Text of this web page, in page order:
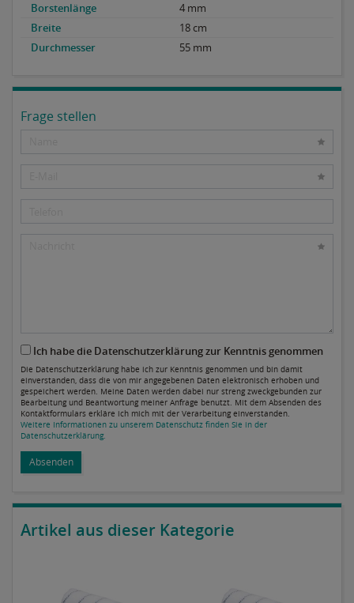
Borstenlänge
4 mm
Breite
18 cm
Durchmesser
55 mm
Frage stellen
Ich habe die Datenschutzerklärung zur Kenntnis genommen
Die Datenschutzerklärung habe ich zur Kenntnis genommen und bin damit
einverstanden, dass die von mir angegebenen Daten elektronisch erhoben und
gespeichert werden. Meine Daten werden dabei nur streng zweckgebunden zur
Bearbeitung und Beantwortung meiner Anfrage benutzt. Mit dem Absenden des
Kontaktformulars erkläre ich mich mit der Verarbeitung einverstanden.
Weitere Informationen zu unserem Datenschutz finden Sie in der
Datenschutzerklärung.
Absenden
Artikel aus dieser Kategorie